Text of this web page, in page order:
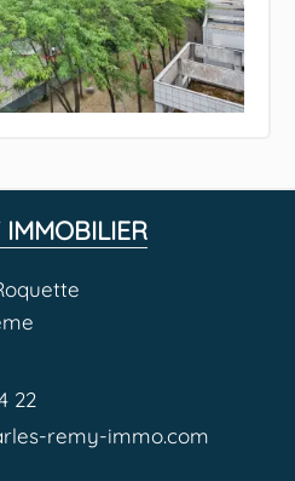
22
remy-immo.com